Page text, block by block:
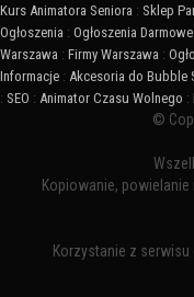
Kurs Animatora Seniora : Sklep
Ogłoszenia : Ogłoszenia Darmowe
Warszawa : Firmy Warszawa :
Informacje : Akcesoria do Bubble
: SEO : Animator Czasu Wolnego :
©
Kopiowanie,
Korzystanie z